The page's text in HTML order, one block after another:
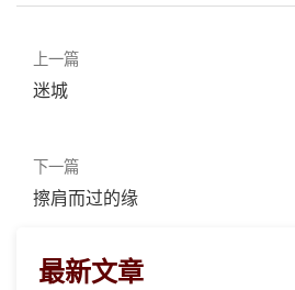
上一篇
迷城
下一篇
擦肩而过的缘
最新文章